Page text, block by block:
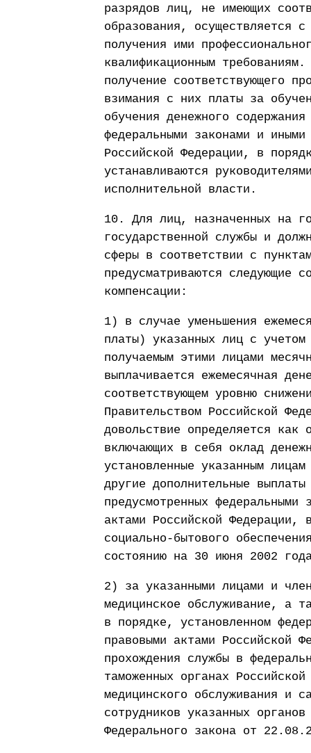
разрядов лиц, не имеющих
образования, осуществляется
получения ими
квалификационным
получение соответствующего
взимания с них платы за
обучения денежного
федеральными законами и
Российской Федерации, в
устанавливаются
исполнительной власти.
10. Для лиц, назначенных на
государственной службы и
сферы в соответствии с
предусматриваются следующие
компенсации:
1) в случае уменьшения
платы) указанных лиц с
получаемым этими лицами
выплачивается ежемесячная
соответствующем уровню
Правительством Российской
довольствие определяется как
включающих в себя оклад
установленные указанным
другие дополнительные
предусмотренных
актами Российской Федерации,
социально-бытового
состоянию на 30 июня 2002
2) за указанными лицами и
медицинское обслуживание, а
в порядке, установленном
правовыми актами Российской
прохождения службы в
таможенных органах
медицинского обслуживания и
сотрудников указанных
Федерального закона от